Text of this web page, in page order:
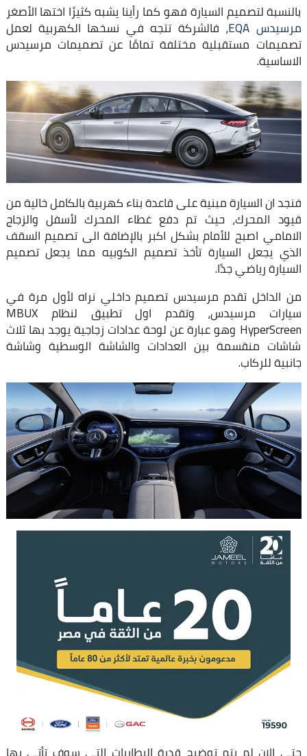
بالنسبة لتصميم السيارة فهو كما رأينا يشبه كثيرًا اختها الأصغر
مرسيدس EQA ، فالشركة تتجه في نسخها الكهربية لعمل
تصميمات مستقبلية مختلفة تمامًا عن تصميمات مرسيدس
الاساسية.
فنجد ان السيارة مبنية على قاعدة بناء كهربية بالكامل خالية من
قيود المحرك، حيث تم دفع غطاء المحرك لأسفل والزجاج
الامامي اصبح للأمام بشكل اكبر بالإضافة الى تصميم السقف
الذي يجعل السيارة تأخذ تصميم الكوبيه مما يجعل تصميم
السيارة رياضي جدًا.
من الداخل تقدم مرسيدس تصميم داخلي نراه لأول مرة في
سيارات مرسيدس، وتقدم اول تطبيق لنظام MBUX
HyperScreen وهو عبارة عن لوحة عدادات زجاجية يوجد بها ثلاث
شاشات منقسمة بين العدادات والشاشة الوسطية وشاشة
جانبية للركاب.